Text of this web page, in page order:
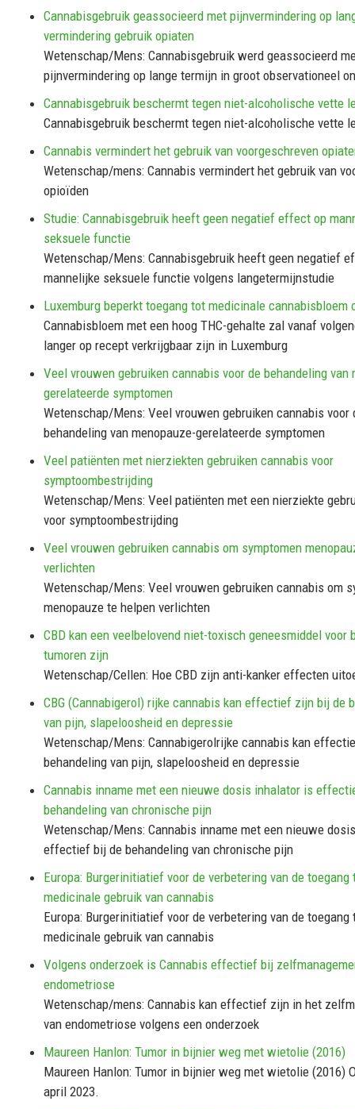
Cannabisgebruik geassocieerd met pijnvermindering op
vermindering gebruik opiaten
Wetenschap/Mens: Cannabisgebruik werd geassocieerd
pijnvermindering op lange termijn in groot observationeel
Cannabisgebruik beschermt tegen niet-alcoholische vette
Cannabisgebruik beschermt tegen niet-alcoholische vette
Cannabis vermindert het gebruik van voorgeschreven
Wetenschap/mens: Cannabis vermindert het gebruik van
opioïden
Studie: Cannabisgebruik heeft geen negatief effect op
seksuele functie
Wetenschap/Mens: Cannabisgebruik heeft geen negatief
mannelijke seksuele functie volgens langetermijnstudie
Luxemburg beperkt toegang tot medicinale cannabisbloem
Cannabisbloem met een hoog THC-gehalte zal vanaf
langer op recept verkrijgbaar zijn in Luxemburg
Veel vrouwen gebruiken cannabis voor de behandeling van
gerelateerde symptomen
Wetenschap/Mens: Veel vrouwen gebruiken cannabis voor
behandeling van menopauze-gerelateerde symptomen
Veel patiënten met nierziekten gebruiken cannabis voor
symptoombestrijding
Wetenschap/Mens: Veel patiënten met een nierziekte
voor symptoombestrijding
Veel vrouwen gebruiken cannabis om symptomen
verlichten
Wetenschap/Mens: Veel vrouwen gebruiken cannabis om
menopauze te helpen verlichten
CBD kan een veelbelovend niet-toxisch geneesmiddel voor
tumoren zijn
Wetenschap/Cellen: Hoe CBD zijn anti-kanker effecten
CBG (Cannabigerol) rijke cannabis kan effectief zijn bij de
van pijn, slapeloosheid en depressie
Wetenschap/Mens: Cannabigerolrijke cannabis kan
behandeling van pijn, slapeloosheid en depressie
Cannabis inname met een nieuwe dosis inhalator is
behandeling van chronische pijn
Wetenschap/Mens: Cannabis inname met een nieuwe
effectief bij de behandeling van chronische pijn
Europa: Burgerinitiatief voor de verbetering van de toegang
medicinale gebruik van cannabis
Europa: Burgerinitiatief voor de verbetering van de toegang
medicinale gebruik van cannabis
Volgens onderzoek is Cannabis effectief bij
endometriose
Wetenschap/mens: Cannabis kan effectief zijn in het
van endometriose volgens een onderzoek
Maureen Hanlon: Tumor in bijnier weg met wietolie (2016)
Maureen Hanlon: Tumor in bijnier weg met wietolie (2016)
april 2023.